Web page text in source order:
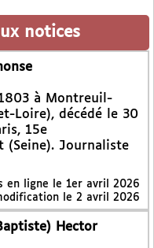
notices
à Montreuil-
Loire), décédé le 30
15e
(Seine). Journaliste
en ligne le 1er avril 2026
le 2 avril 2026
Hector